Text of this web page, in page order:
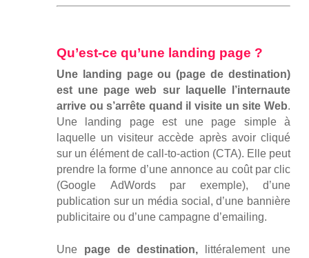
Qu’est-ce qu’une landing page ?
Une landing page ou (page de destination)
est une page web sur laquelle l’internaute
arrive ou s’arrête quand il visite un site Web.
Une landing page est une page simple à
laquelle un visiteur accède après avoir cliqué
sur un élément de call-to-action (CTA). Elle peut
prendre la forme d’une annonce au coût par clic
(Google AdWords par exemple), d’une
publication sur un média social, d’une bannière
publicitaire ou d’une campagne d’emailing.
Une page de destination,
littéralement une